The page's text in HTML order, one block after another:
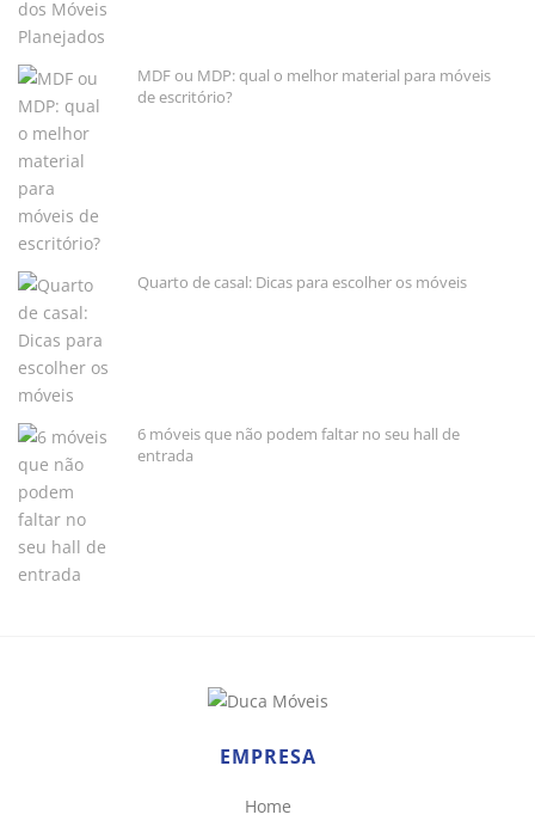
MDF ou MDP: qual o melhor material para móveis
de escritório?
Quarto de casal: Dicas para escolher os móveis
6 móveis que não podem faltar no seu hall de
entrada
EMPRESA
Home